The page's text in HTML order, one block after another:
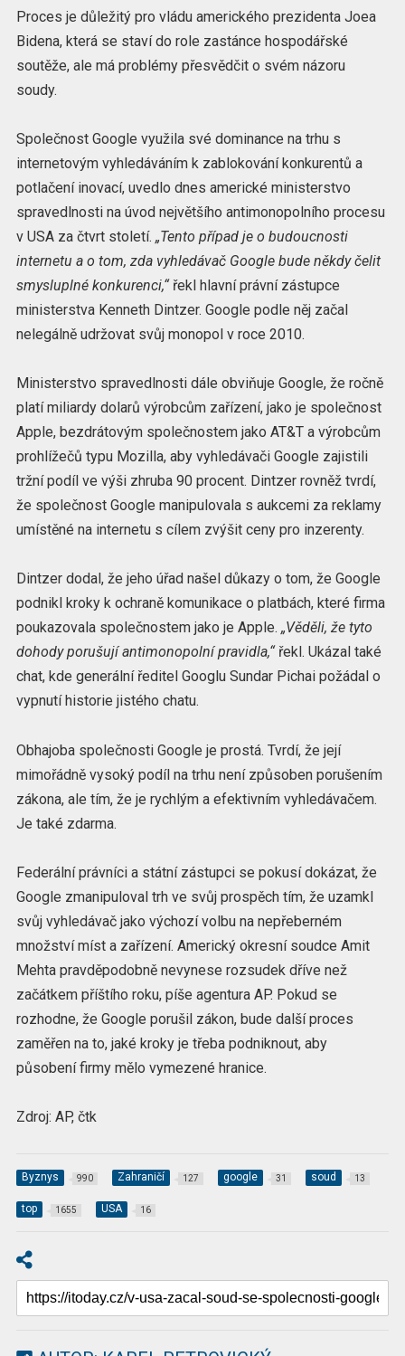
Proces je důležitý pro vládu amerického prezidenta Joea
Bidena, která se staví do role zastánce hospodářské
soutěže, ale má problémy přesvědčit o svém názoru
soudy.
Společnost Google využila své dominance na trhu s
internetovým vyhledáváním k zablokování konkurentů a
potlačení inovací, uvedlo dnes americké ministerstvo
spravedlnosti na úvod největšího antimonopolního procesu
v USA za čtvrt století. „Tento případ je o budoucnosti
internetu a o tom, zda vyhledávač Google bude někdy čelit
smysluplné konkurenci,“řekl hlavní právní zástupce
ministerstva Kenneth Dintzer. Google podle něj začal
nelegálně udržovat svůj monopol v roce 2010.
Ministerstvo spravedlnosti dále obviňuje Google, že ročně
platí miliardy dolarů výrobcům zařízení, jako je společnost
Apple, bezdrátovým společnostem jako AT&T a výrobcům
prohlížečů typu Mozilla, aby vyhledávači Google zajistili
tržní podíl ve výši zhruba 90 procent. Dintzer rovněž tvrdí,
že společnost Google manipulovala s aukcemi za reklamy
umístěné na internetu s cílem zvýšit ceny pro inzerenty.
Dintzer dodal, že jeho úřad našel důkazy o tom, že Google
podnikl kroky k ochraně komunikace o platbách, které firma
poukazovala společnostem jako je Apple. „Věděli, že tyto
dohody porušují antimonopolní pravidla,“řekl. Ukázal také
chat, kde generální ředitel Googlu Sundar Pichai požádal o
vypnutí historie jistého chatu.
Obhajoba společnosti Google je prostá. Tvrdí, že její
mimořádně vysoký podíl na trhu není způsoben porušením
zákona, ale tím, že je rychlým a efektivním vyhledávačem.
Je také zdarma.
Federální právníci a státní zástupci se pokusí dokázat, že
Google zmanipuloval trh ve svůj prospěch tím, že uzamkl
svůj vyhledávač jako výchozí volbu na nepřeberném
množství míst a zařízení. Americký okresní soudce Amit
Mehta pravděpodobně nevynese rozsudek dříve než
začátkem příštího roku, píše agentura AP. Pokud se
rozhodne, že Google porušil zákon, bude další proces
zaměřen na to, jaké kroky je třeba podniknout, aby
působení firmy mělo vymezené hranice.
Zdroj: AP, čtk
Byznys 990 Zahraničí 127 google 31 soud 13
top 1655 USA 16